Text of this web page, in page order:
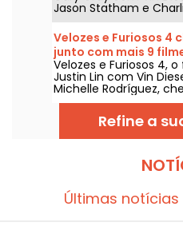
Jason Statham e
Prime Video em 1º de
Velozes e Furiosos 4
junto com mais 9
Velozes e Furiosos 4,
Justin Lin com Vin
Michelle Rodríguez,
em 1º de agosto de
entregas da franquia.
Refine a
Últimas notícias